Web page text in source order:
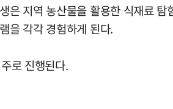
지역 농산물을 활용한 식재료
을 각각 경험하게 된다.
로 진행된다.